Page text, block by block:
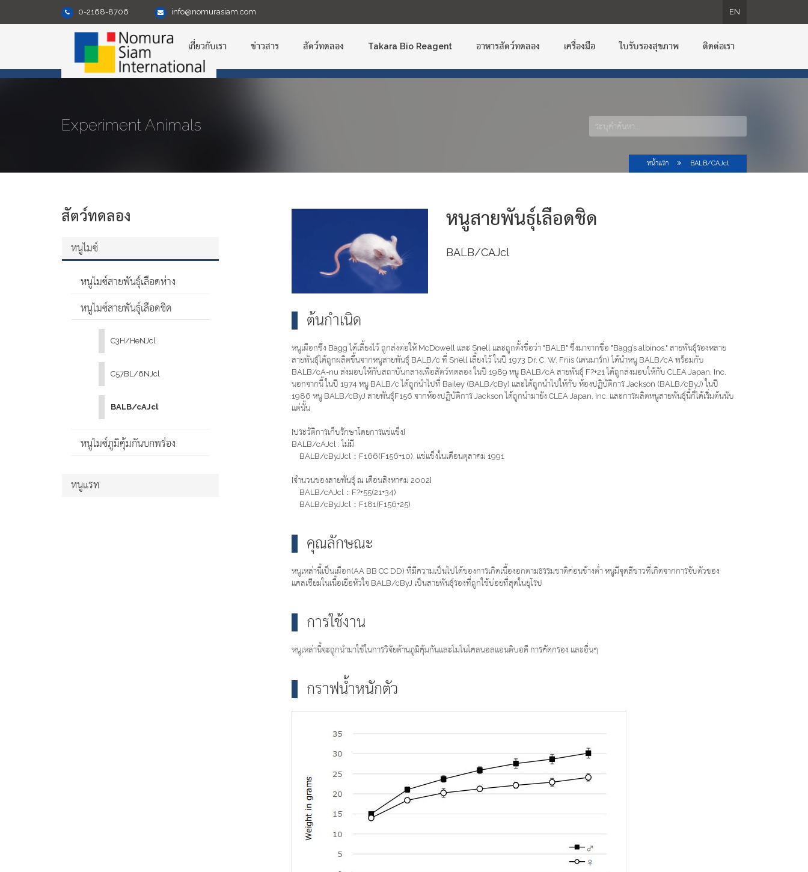
0-2168-8706 info@nomurasiam.com EN
เกี่ยวกับเรา ข่าวสาร สัตว์ทดลอง Takara Bio Reagent อาหารสัตว์ทดลอง เครื่องมือ ใบรับรองสุขภาพ ติดต่อเรา
Experiment Animals
หน้าแรก BALB/cAJcl
สัตว์ทดลอง
หนูไมซ์
หนูไมซ์สายพันธุ์เลือดห่าง
หนูไมซ์สายพันธุ์เลือดชิด
C3H/HeNJcl
C57BL/6NJcl
BALB/cAJcl
หนูไมซ์ภูมิคุ้มกันบกพร่อง
หนูแรท
หนูสายพันธุ์เลือดชิด
BALB/cAJcl
ต้นกำเนิด
หนูเผือกซึ่ง Bagg ได้เลี้ยงไว้ ถูกส่งต่อให้ McDowell และ Snell และถูกตั้งชื่อว่า "BALB" ซึ่งมาจากชื่อ "Bagg’s albinos." สายพันธุ์รองหลาย
สายพันธุ์ได้ถูกผลิตขึ้นจากหนูสายพันธุ์ BALB/c ที่ Snell เลี้ยงไว้ ในปี 1973 Dr. C. W. Friis (เดนมาร์ก) ได้นำหนู BALB/cA พร้อมกับ
BALB/cA-nu ส่งมอบให้กับสถาบันกลางเพื่อสัตว์ทดลอง ในปี 1989 หนู BALB/cA สายพันธุ์ F?+21 ได้ถูกส่งมอบให้กับ CLEA Japan, Inc.
นอกจากนี้ ในปี 1974 หนู BALB/c ได้ถูกนำไปที่ Bailey (BALB/cBy) และได้ถูกนำไปให้กับ ห้องปฏิบัติการ Jackson (BALB/cByJ) ในปี
1986 หนู BALB/cByJ สายพันธุ์F156 จากห้องปฏิบัติการ Jackson ได้ถูกนำมายัง CLEA Japan, Inc. และการผลิตหนูสายพันธุ์นี้ก็ได้เริ่มต้นนับ
แต่นั้น
[ประวัติการเก็บรักษาโดยการแช่แข็ง]
BALB/cAJcl : ไม่มี
BALB/cByJJcl：F166(F156+10), แช่แข็งในเดือนตุลาคม 1991
[จำนวนของสายพันธุ์ ณ เดือนสิงหาคม 2002]
BALB/cAJcl：F?+55(21+34)
BALB/cByJJcl：F181(F156+25)
คุณลักษณะ
หนูเหล่านี้เป็นเผือก(AA BB CC DD) ที่มีความเป็นไปได้ของการเกิดเนื้องอกตามธรรมชาติค่อนข้างต่ำ หนูมีจุดสีขาวที่เกิดจากการจับตัวของ
แคลเซียมในเนื้อเยื่อหัวใจ BALB/cByJ เป็นสายพันธุ์รองที่ถูกใช้บ่อยที่สุดในยุโรป
การใช้งาน
หนูเหล่านี้จะถูกนำมาใช้ในการวิจัยด้านภูมิคุ้มกันและโมโนโคลนอลแอนติบอดี การคัดกรอง และอื่นๆ
กราฟน้ำหนักตัว